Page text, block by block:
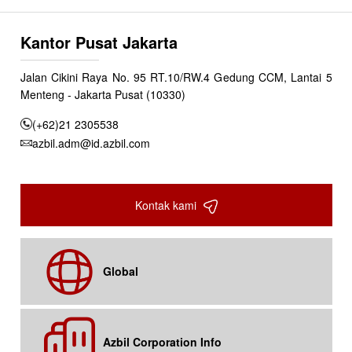
Kantor Pusat Jakarta
Jalan Cikini Raya No. 95 RT.10/RW.4 Gedung CCM, Lantai 5
Menteng - Jakarta Pusat (10330)
(+62)21 2305538
azbil.adm@id.azbil.com
Kontak kami
Global
Azbil Corporation Info